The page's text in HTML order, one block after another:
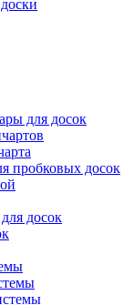
для досок
пробковых досок
досок